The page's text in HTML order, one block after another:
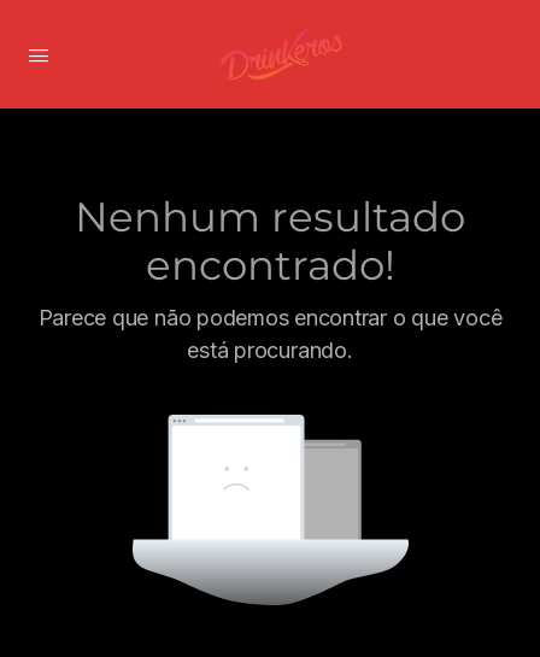
Nenhum resultado
encontrado!
Parece que não podemos encontrar o que você
está procurando.